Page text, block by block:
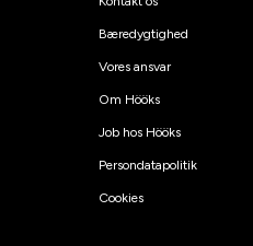
Bæredygtighed
Vores ansvar
Om Hööks
Job hos Hööks
Persondatapolitik
Cookies